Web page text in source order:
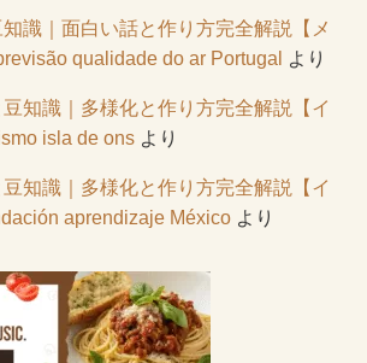
識｜面白い話と作り方完全解説【メ
qualidade do ar Portugal より
知識｜多様化と作り方完全解説【イ
isla de onsより
知識｜多様化と作り方完全解説【イ
aprendizaje Méxicoより